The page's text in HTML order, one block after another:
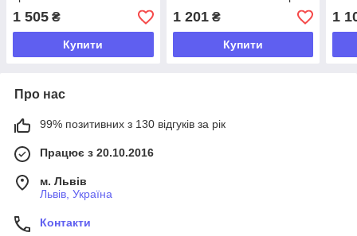
(BB019)
1 505 ₴
Купити
(BB099)
1 201₴
Купити
1
Про нас
99% позитивних з 130 відгуків за рік
Працює з 20.10.2016
м. Львів
Львів, Україна
Контакти